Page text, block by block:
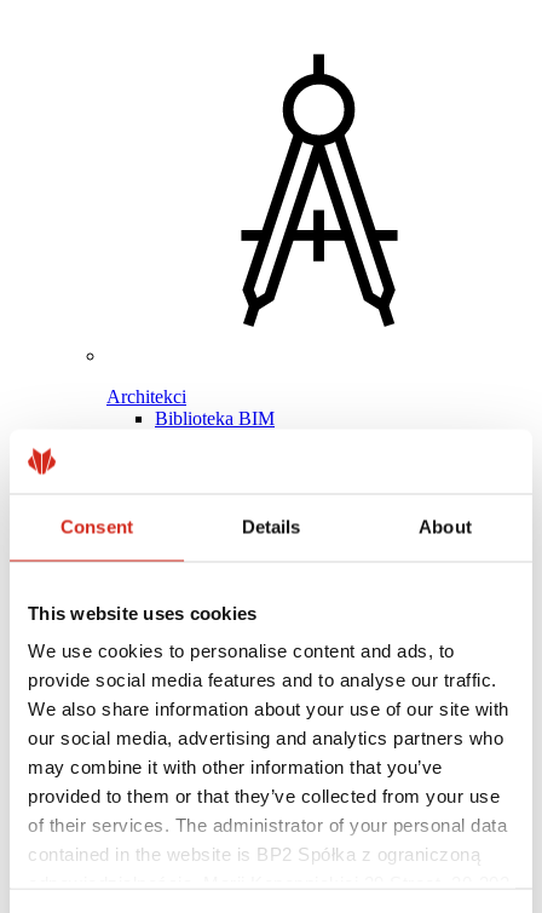
Consent Details About
This website uses cookies
We use cookies to personalise content and ads, to
provide social media features and to analyse our traffic.
We also share information about your use of our site with
our social media, advertising and analytics partners who
may combine it with other information that you’ve
provided to them or that they’ve collected from your use
of their services. The administrator of your personal data
contained in the website is BP2 Spółka z ograniczoną
Architekci
Biblioteka BIM
Pomocne linki